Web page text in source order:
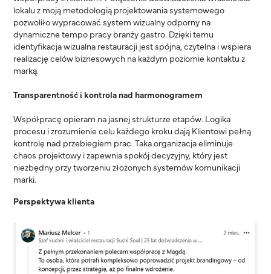
lokalu z moją metodologią projektowania systemowego
pozwoliło wypracować system wizualny odporny na
dynamiczne tempo pracy branży gastro. Dzięki temu
identyfikacja wizualna restauracji jest spójna, czytelna i wspiera
realizację celów biznesowych na każdym poziomie kontaktu z
marką.
Transparentność i kontrola nad harmonogramem
Współpracę opieram na jasnej strukturze etapów. Logika
procesu i zrozumienie celu każdego kroku dają Klientowi pełną
kontrolę nad przebiegiem prac. Taka organizacja eliminuje
chaos projektowy i zapewnia spokój decyzyjny, który jest
niezbędny przy tworzeniu złożonych systemów komunikacji
marki.
Perspektywa klienta